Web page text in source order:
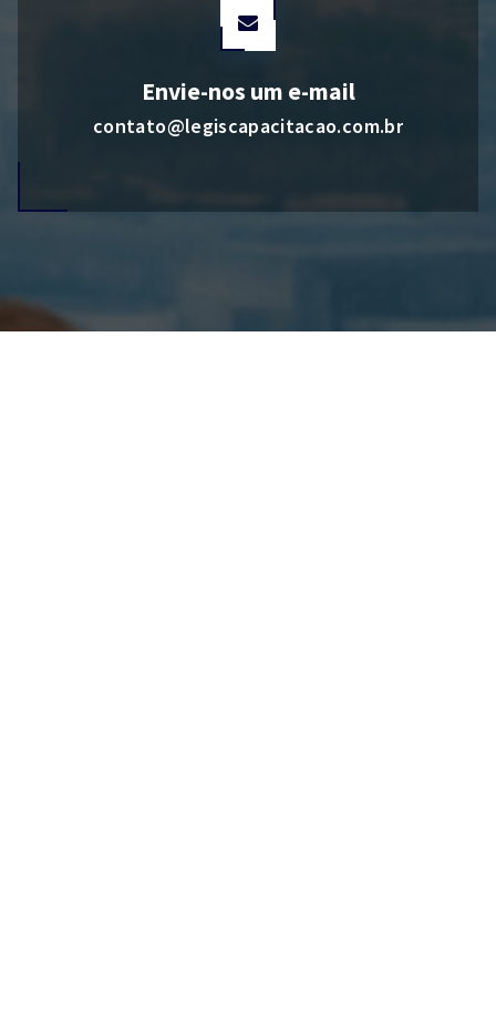
Envie-nos um e-mail
contato@legiscapacitacao.com.br